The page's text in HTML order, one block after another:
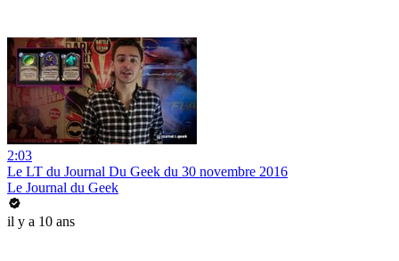
2:03
Le LT du Journal Du Geek du 30 novembre 2016
Le Journal du Geek
il y a 10 ans